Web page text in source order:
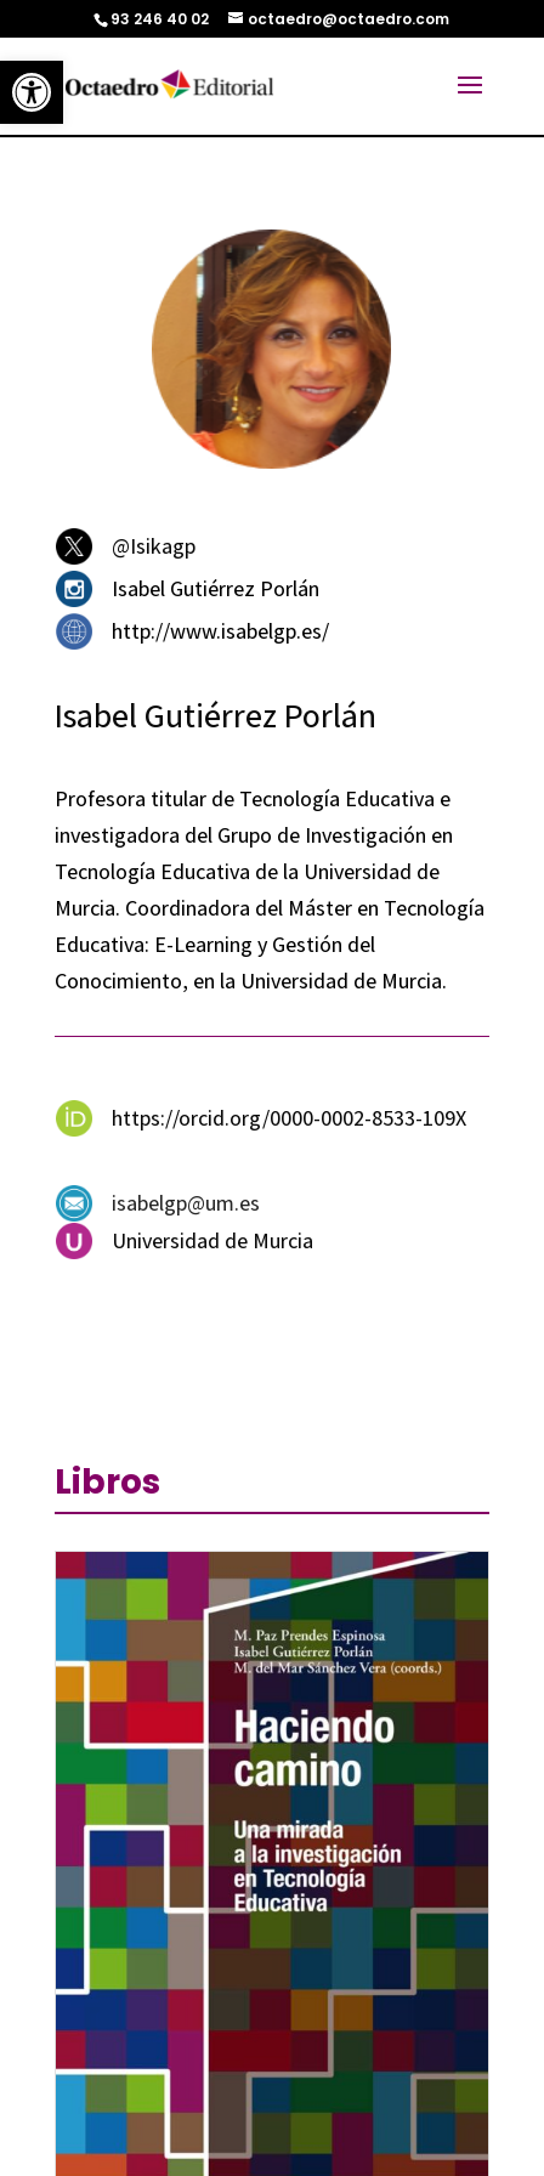
Abrir barra de herramientas
93 246 40 02 octaedro@octaedro.com
@Isikagp
Isabel Gutiérrez Porlán
http://www.isabelgp.es/
Isabel Gutiérrez Porlán
Profesora titular de Tecnología Educativa e
investigadora del Grupo de Investigación en
Tecnología Educativa de la Universidad de
Murcia. Coordinadora del Máster en Tecnología
Educativa: E-Learning y Gestión del
Conocimiento, en la Universidad de Murcia.
https://orcid.org/0000-0002-8533-109X
isabelgp@um.es
Universidad de Murcia
Libros